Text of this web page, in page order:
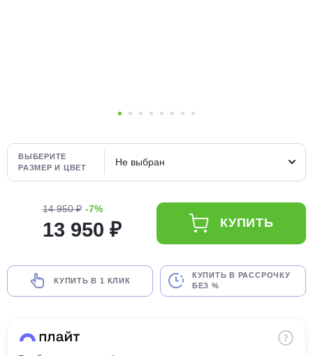
ВЫБЕРИТЕ
РАЗМЕР И ЦВЕТ
Не выбран
14 950 ₽ -7%
13 950 ₽ КУПИТЬ
КУПИТЬ В 1 КЛИК
КУПИТЬ В РАССРОЧКУ
БЕЗ %
об оплате Плайтом
25
недели
Остались вопросы?
8 800 302-02-51